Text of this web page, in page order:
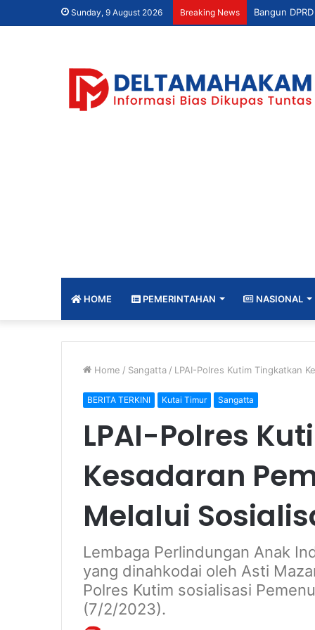
Sunday, 9 August 2026 Breaking News
HOME PEMERINTAHAN NASIONAL
Home / Sangatta / LPAI-Polres Kutim Tingkatkan
BERITA TERKINI Kutai Timur Sangatta
LPAI-Polres
Kesadaran
Melalui
Lembaga Perlindungan Anak
yang dinahkodai oleh Asti
Polres Kutim sosialisasi
(7/2/2023).